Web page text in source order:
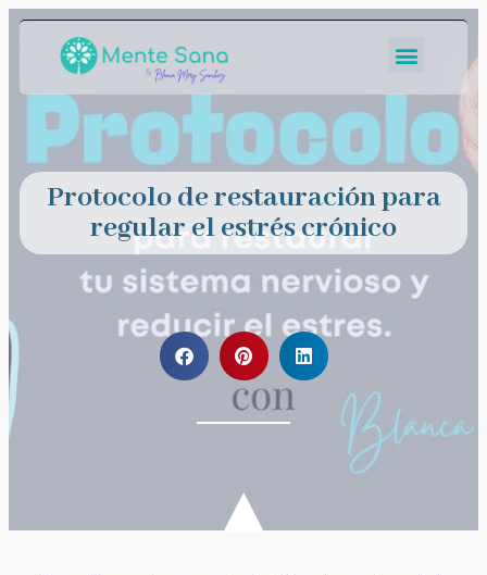
Protocolo de restauración para
regular el estrés crónico